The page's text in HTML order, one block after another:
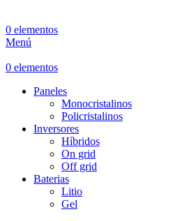
0 elementos
Menú
0 elementos
Paneles
Monocristalinos
Policristalinos
Inversores
Híbridos
On grid
Off grid
Baterias
Litio
Gel